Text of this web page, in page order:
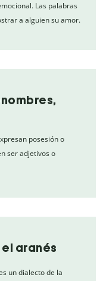
Las palabras
a alguien su amor.
posesión o
ser adjetivos o
aranés
un dialecto de la